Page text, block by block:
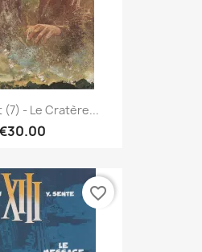
(7) - Le Cratère...
favorite_border